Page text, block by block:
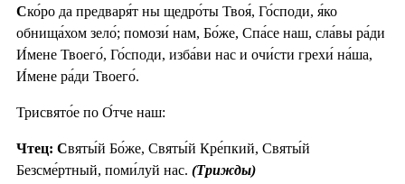
Ско́ро да предваря́т ны щедро́ты Твоя́, Го́споди, я́ко
обнища́хом зело́; помози́ нам, Бо́же, Спа́се наш, сла́вы ра́ди
И́мене Твоего́, Го́споди, изба́ви нас и очи́сти грехи́ на́ша,
И́мене ра́ди Твоего́.
Трисвято́е по О́тче наш:
Чтец: Святы́й Бо́же, Святы́й Кре́пкий, Святы́й
Безсме́ртный, поми́луй нас. (Трижды)